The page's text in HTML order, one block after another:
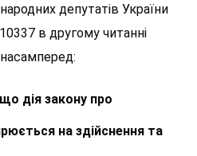
депутатів України
в другому читанні
дія закону про
на здійснення та